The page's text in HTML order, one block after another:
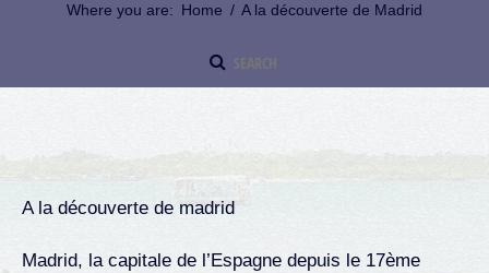
Where you are: Home / A la découverte de Madrid
A la découverte de madrid
Madrid, la capitale de l’Espagne depuis le 17ème